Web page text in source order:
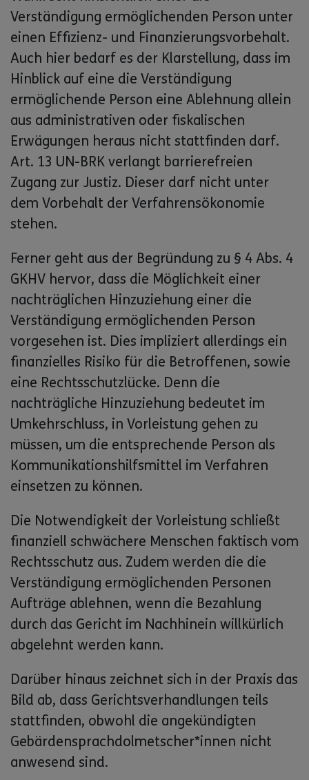
Verständigung ermöglichenden Person unter
einen Effizienz- und Finanzierungsvorbehalt.
Auch hier bedarf es der Klarstellung, dass im
Hinblick auf eine die Verständigung
ermöglichende Person eine Ablehnung allein
aus administrativen oder fiskalischen
Erwägungen heraus nicht stattfinden darf.
Art. 13 UN-BRK verlangt barrierefreien
Zugang zur Justiz. Dieser darf nicht unter
dem Vorbehalt der Verfahrensökonomie
stehen.
Ferner geht aus der Begründung zu § 4 Abs. 4
GKHV hervor, dass die Möglichkeit einer
nachträglichen Hinzuziehung einer die
Verständigung ermöglichenden Person
vorgesehen ist. Dies impliziert allerdings ein
finanzielles Risiko für die Betroffenen, sowie
eine Rechtsschutzlücke. Denn die
nachträgliche Hinzuziehung bedeutet im
Umkehrschluss, in Vorleistung gehen zu
müssen, um die entsprechende Person als
Kommunikationshilfsmittel im Verfahren
einsetzen zu können.
Die Notwendigkeit der Vorleistung schließt
finanziell schwächere Menschen faktisch vom
Rechtsschutz aus. Zudem werden die die
Verständigung ermöglichenden Personen
Aufträge ablehnen, wenn die Bezahlung
durch das Gericht im Nachhinein willkürlich
abgelehnt werden kann.
Darüber hinaus zeichnet sich in der Praxis das
Bild ab, dass Gerichtsverhandlungen teils
stattfinden, obwohl die angekündigten
Gebärdensprachdolmetscher*innen nicht
anwesend sind.